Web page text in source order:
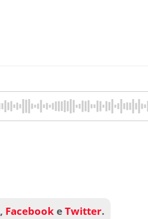
, FacebookeTwitter.